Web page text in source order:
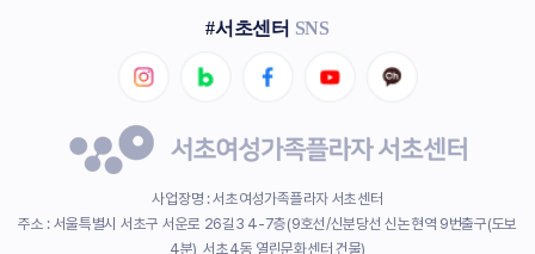
사업장명 : 서초여성가족플라자 서초센터
주소 : 서울특별시 서초구 서운로 26길3 4-7층(9호선/신분당선 신논현역 9번출구(도보
4분), 서초4동 열린문화센터 건물)
#서초센터 SNS